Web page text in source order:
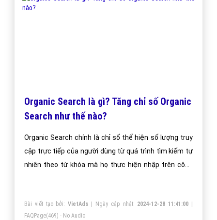
Organic Search là gì? Tăng chỉ số Organic
Search như thế nào?
Organic Search chính là chỉ số thể hiện số lượng truy
cập trực tiếp của người dùng từ quá trình tìm kiếm tự
nhiên theo từ khóa mà họ thực hiện nhập trên công
Bài viết tạo bởi:VietAds | Ngày cập nhật: 2024-12-28 11:41:00
FAQPage(469) - No Audio